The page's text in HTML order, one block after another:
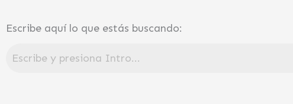
Escribe aquí lo que estás buscando: